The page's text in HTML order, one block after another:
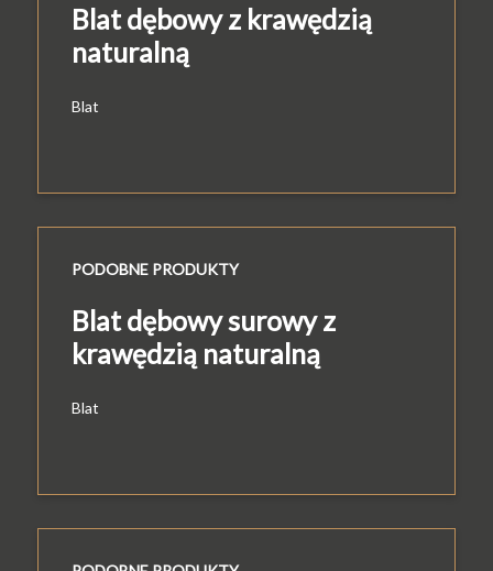
Blat dębowy z krawędzią
naturalną
Blat
PODOBNE PRODUKTY
Blat dębowy surowy z
krawędzią naturalną
Blat